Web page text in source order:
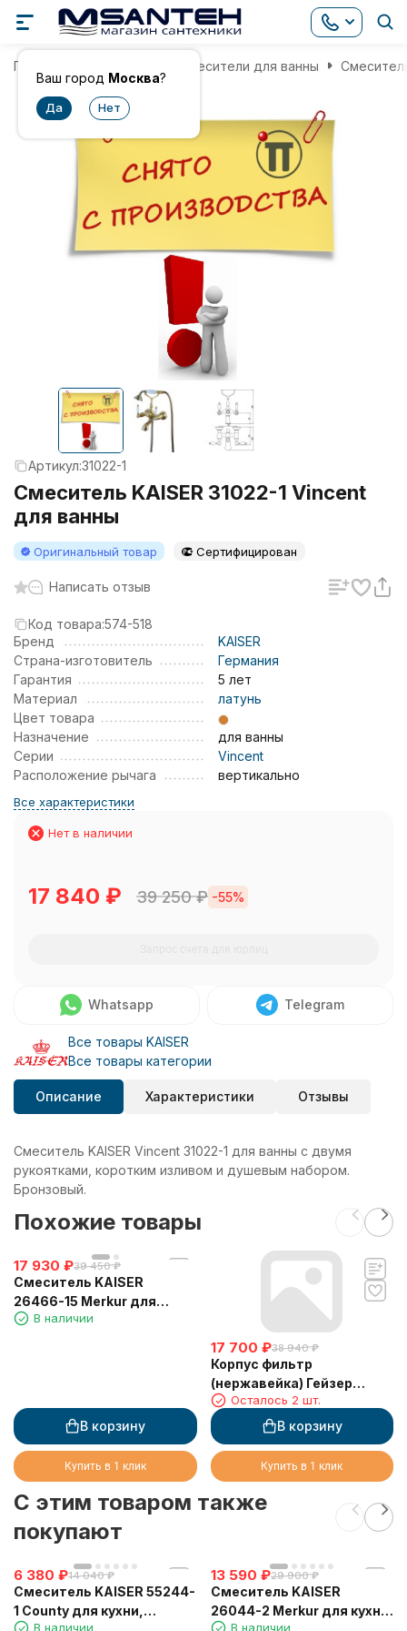
Ваш город Москва?
Главная Смесители для ванны
Артикул:31022-1
Смеситель KAISER 31022-1 Vincent
для ванны
Оригинальный товар Сертифицирован
Написать отзыв
Код товара:574-518
Бренд
KAISER
Страна-изготовитель
Германия
Гарантия
5 лет
Материал
латунь
Цвет товара
Назначение
для ванны
Серии
Vincent
Расположение рычага
вертикально
Все характеристики
Нет в наличии
17 840 ₽ 39 250₽ -55%
Whatsapp Telegram
Все товары KAISER
Все товары категории
Описание Характеристики Отзывы
Смеситель KAISER Vincent 31022-1 для ванны с двумя
рукоятками, коротким изливом и душевым набором.
Бронзовый.
Похожие товары
17 930 ₽39 450 ₽
Смеситель KAISER
26466-15 Merkur для
кухни, Gunmetal
В наличии
В корзину
Купить в 1 клик
17 700 ₽38 940 ₽
Корпус фильтр
(нержавейка) Гейзер
Тайфун 10ВВ
Осталось 2 шт.
В корзину
Купить в 1 клик
C этим товаром также
покупают
6 380 ₽14 040 ₽
Смеситель KAISER 55244-
1 County для кухни,
В наличии
13 590 ₽29 900 ₽
Смеситель KAISER
26044-2 Merkur для кухни,
В наличии